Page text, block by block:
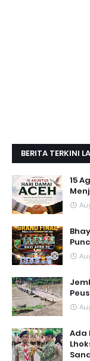
BERITA TERKINI
15
Ada